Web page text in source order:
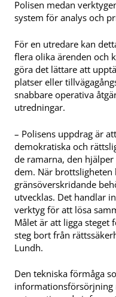
Polisen medan
system för analys och
För en utredare kan
flera olika ärenden och
göra det lättare att
platser eller
snabbare operativa
utredningar.
– Polisens uppdrag är
demokratiska och
de ramarna, den
dem. När
gränsöverskridande
utvecklas. Det handlar
verktyg för att lösa
Målet är att ligga steget
steg bort från
Lundh.
Den tekniska förmåga
informationsförsörjning